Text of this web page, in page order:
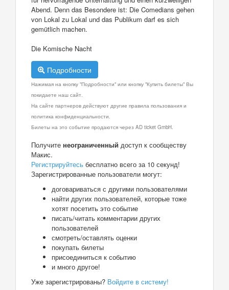
Abend. Denn das Besondere ist: Die Comedians gehen
von Lokal zu Lokal und das Publikum darf es sich
gemütlich machen.
Die Komische Nacht
Подробности
Нажимая на кнопку "Подробности" или кнопку "Купить билеты" Вы
покидаете наш сайт.
На сайте партнеров действуют другие правила пользования и
политика конфиденциальности.
Билеты на это событие продаются через AD ticket GmbH.
Получите неограниченный доступ к сообществу
Макис.
Регистрируйтесь бесплатно всего за 10 секунд!
Зарегистрированные пользователи могут:
договариваться с другими пользователями
найти других пользователей, которые тоже
хотят посетить это событие
писать/читать комментарии других
пользователей
смотреть/оставлять оценки
покупать билеты
присоединиться к событию
и много другое!
Уже зарегистрированы? Войдите в систему!